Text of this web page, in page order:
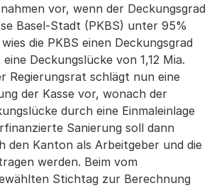
vor, wenn der Deckungsgrad
Basel-Stadt (PKBS) unter 95%
die PKBS einen Deckungsgrad
Deckungslücke von 1,12 Mia.
Regierungsrat schlägt nun eine
der Kasse vor, wonach der
durch eine Einmaleinlage
Sanierung soll dann
den Kanton als Arbeitgeber und die
werden. Beim vom
Stichtag zur Berechnung